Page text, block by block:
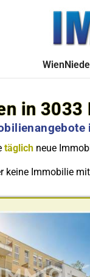
Wien
in 3033
täglich neue
keine Immobilie